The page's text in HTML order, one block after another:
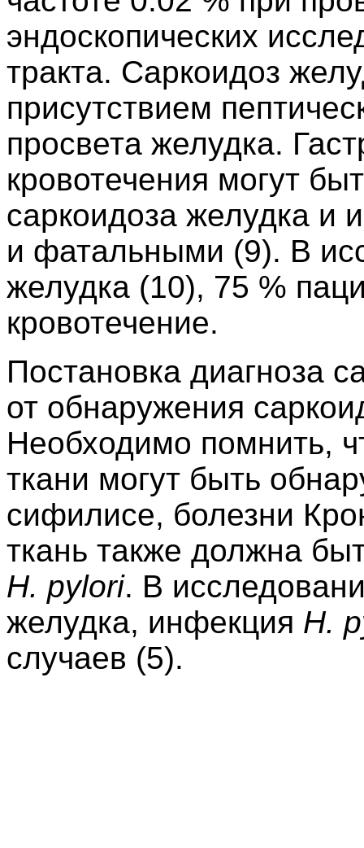
эндоскопических
тракта. Саркоидоз
присутствием
просвета желудка.
кровотечения могут
саркоидоза желудка и
и фатальными (9). В
желудка (10), 75 %
кровотечение.
Постановка диагноза
от обнаружения
Необходимо помнить,
ткани могут быть
сифилисе, болезни
ткань также должна
H. pylori. В
желудка, инфекция H.
случаев (5).